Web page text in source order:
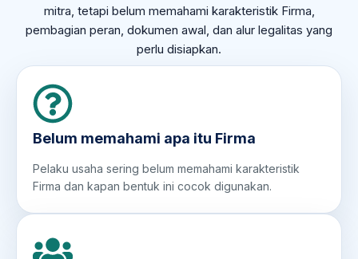
mitra, tetapi belum memahami karakteristik Firma,
pembagian peran, dokumen awal, dan alur legalitas yang
perlu disiapkan.
Belum memahami apa itu Firma
Pelaku usaha sering belum memahami karakteristik
Firma dan kapan bentuk ini cocok digunakan.